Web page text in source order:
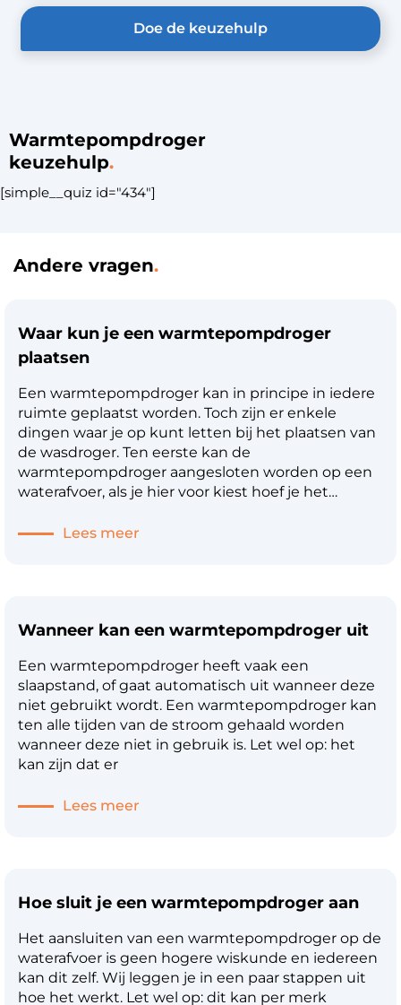
Doe de keuzehulp
Warmtepompdroger
keuzehulp
[simple__quiz id="434"]
Andere vragen
Waar kun je een warmtepompdroger
plaatsen
Een warmtepompdroger kan in principe in iedere
ruimte geplaatst worden. Toch zijn er enkele
dingen waar je op kunt letten bij het plaatsen van
de wasdroger. Ten eerste kan de
warmtepompdroger aangesloten worden op een
waterafvoer, als je hier voor kiest hoef je het
handig. Hiervoor moet wel een afvoer aanwezig
warmtepompdroger een afvoerslang
aanschaffen. Daarnaast kun je rekening houden
met de temperatuur van de ruimte. Een
warmtepompdroger werkt het beste bij een
temperatuur tussen de 5°C en 35°C. Bij een lagere
omgevingstemperatuur zal de
warmtepompdroger meer energie verbruiken en
Lees meer
Wanneer kan een warmtepompdroger uit
Een warmtepompdroger heeft vaak een
slaapstand, of gaat automatisch uit wanneer deze
niet gebruikt wordt. Een warmtepompdroger kan
ten alle tijden van de stroom gehaald worden
wanneer deze niet in gebruik is. Let wel op: het
kan zijn dat er
Lees meer
Hoe sluit je een warmtepompdroger aan
Het aansluiten van een warmtepompdroger op de
waterafvoer is geen hogere wiskunde en iedereen
kan dit zelf. Wij leggen je in een paar stappen uit
hoe het werkt. Let wel op: dit kan per merk